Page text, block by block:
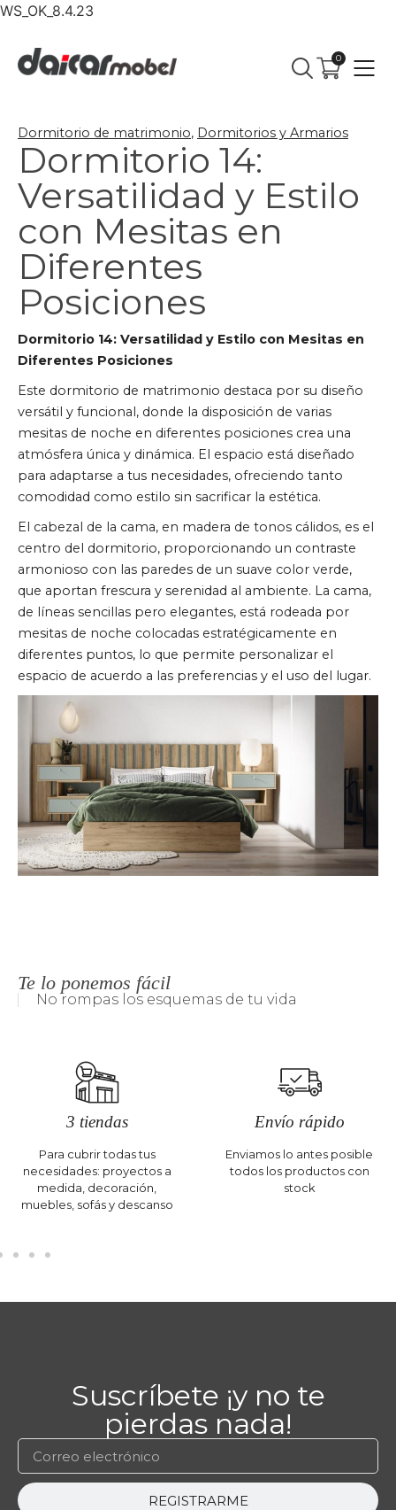
WS_OK_8.4.23
0
Dormitorio de matrimonio, Dormitorios y Armarios
Dormitorio 14:
Versatilidad y Estilo
con Mesitas en
Diferentes
Posiciones
Dormitorio 14: Versatilidad y Estilo con Mesitas en
Diferentes Posiciones
Este dormitorio de matrimonio destaca por su diseño
versátil y funcional, donde la disposición de varias
mesitas de noche en diferentes posiciones crea una
atmósfera única y dinámica. El espacio está diseñado
para adaptarse a tus necesidades, ofreciendo tanto
comodidad como estilo sin sacrificar la estética.
El cabezal de la cama, en madera de tonos cálidos, es el
centro del dormitorio, proporcionando un contraste
armonioso con las paredes de un suave color verde,
que aportan frescura y serenidad al ambiente. La cama,
de líneas sencillas pero elegantes, está rodeada por
mesitas de noche colocadas estratégicamente en
diferentes puntos, lo que permite personalizar el
espacio de acuerdo a las preferencias y el uso del lugar.
Te lo ponemos fácil
No rompas los esquemas de tu vida
3 tiendas
Para cubrir todas tus
necesidades: proyectos a
medida, decoración,
muebles, sofás y descanso
Envío rápido
Enviamos lo antes posible
todos los productos con
stock
Suscríbete ¡y no te
pierdas nada!
REGISTRARME